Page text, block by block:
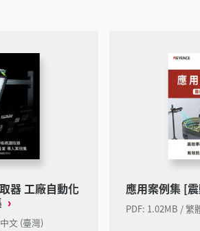
器 工廠自動化
文 (臺灣)
應用案例集 [
PDF: 1.02MB / 繁